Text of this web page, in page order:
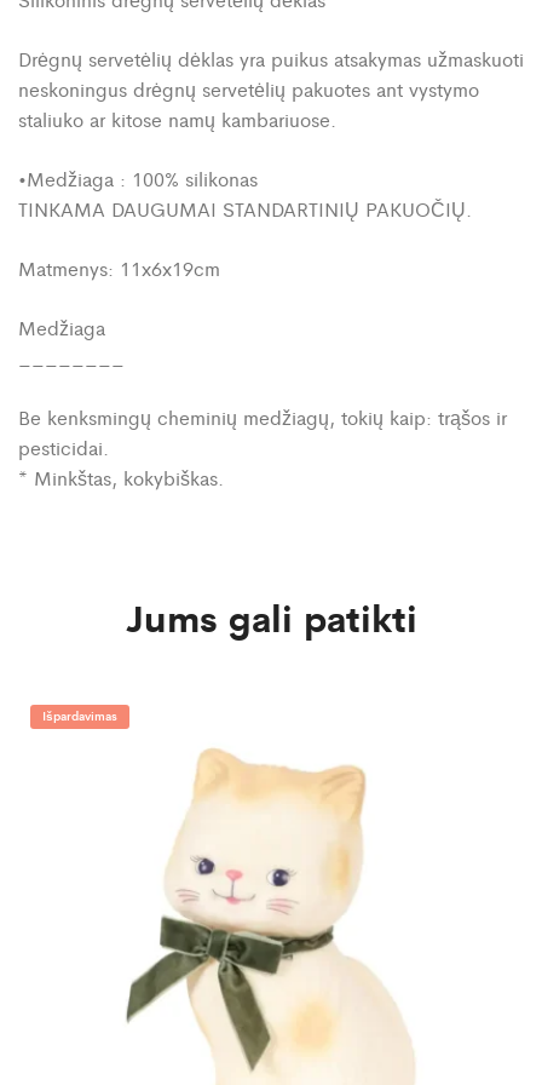
Drėgnų servetėlių dėklas yra puikus atsakymas užmaskuoti
neskoningus drėgnų servetėlių pakuotes ant vystymo
staliuko ar kitose namų kambariuose.
•Medžiaga : 100% silikonas
TINKAMA DAUGUMAI STANDARTINIŲ PAKUOČIŲ.
Matmenys: 11x6x19cm
Medžiaga
Be kenksmingų cheminių medžiagų, tokių kaip: trąšos ir
pesticidai.
* Minkštas, kokybiškas.
Jums gali patikti
Išpardavimas